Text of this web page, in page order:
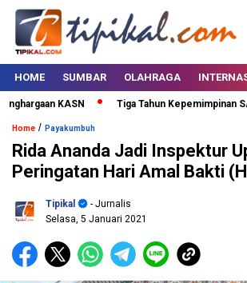
HOME SUMBAR OLAHRAGA
KASN Tiga Tahun Kepemimpinan
Home / Payakumbuh
Rida Ananda Jadi Inspektur
Peringatan Hari Amal Bakti
Tipikal
- Jurnalis
Selasa, 5 Januari 2021